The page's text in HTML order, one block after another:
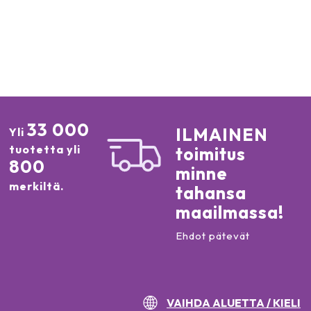
Yli 33 000
tuotetta yli
800
merkiltä.
ILMAINEN
toimitus
minne
tahansa
maailmassa!
Ehdot pätevät
VAIHDA ALUETTA / KIELI